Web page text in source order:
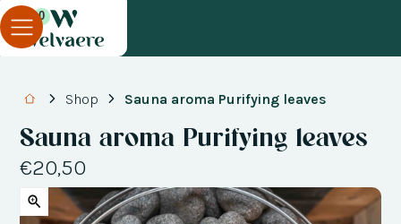
0
Shop Sauna aroma Purifying leaves
Sauna aroma Purifying leaves
€20,50